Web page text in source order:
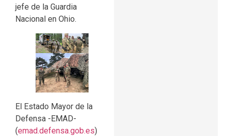
jefe de la Guardia
Nacional en Ohio.
El Estado Mayor de la
Defensa -EMAD-
(emad.defensa.gob.es)